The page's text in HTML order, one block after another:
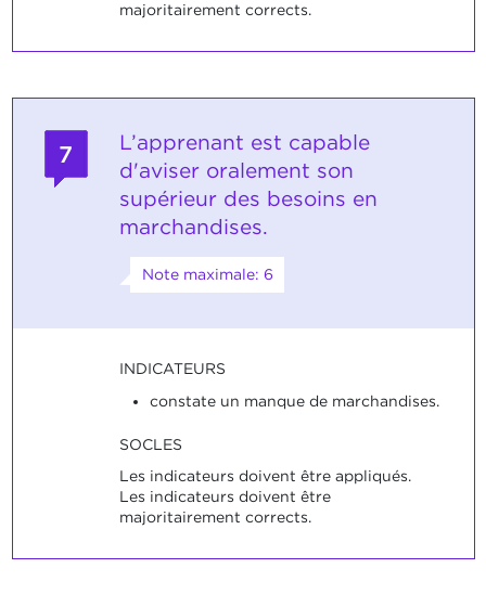
majoritairement corrects.
7
L’apprenant est capable
d'aviser oralement son
supérieur des besoins en
marchandises.
Note maximale: 6
INDICATEURS
constate un manque de marchandises.
SOCLES
Les indicateurs doivent être appliqués.
Les indicateurs doivent être
majoritairement corrects.